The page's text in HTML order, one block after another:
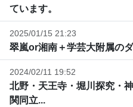
ています。
2025/01/15 21:23
翠嵐or湘南＋学芸大附属の
2024/02/11 19:52
北野・天王寺・堀川探究・
関同立...